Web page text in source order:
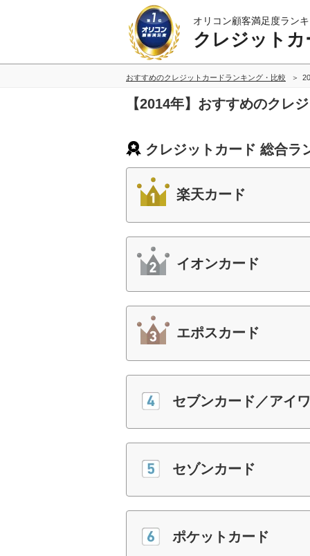
オリコン顧客満足度ラン
クレジットカ
おすすめのクレジットカードランキング・比較
【2014年】おすすめのクレ
クレジットカード 総合ラ
楽天カード
イオンカード
エポスカード
セブンカード／アイ
セゾンカード
ポケットカード